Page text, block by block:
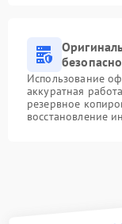
Использование
аккуратная
резервное
восстановление